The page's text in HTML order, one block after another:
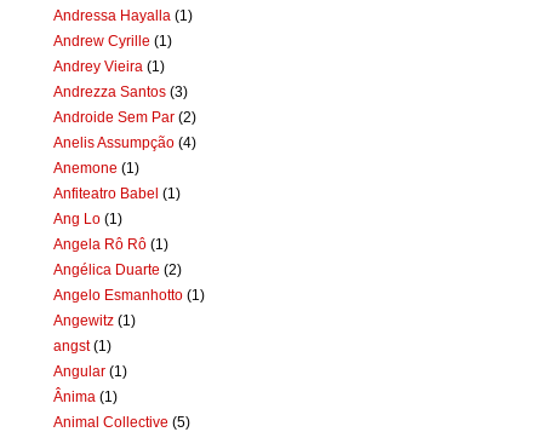
Andressa Hayalla (1)
Andrew Cyrille (1)
Andrey Vieira (1)
Andrezza Santos (3)
Androide Sem Par (2)
Anelis Assumpção (4)
Anemone (1)
Anfiteatro Babel (1)
Ang Lo (1)
Angela Rô Rô (1)
Angélica Duarte (2)
Angelo Esmanhotto (1)
Angewitz (1)
angst (1)
Angular (1)
Ânima (1)
Animal Collective (5)